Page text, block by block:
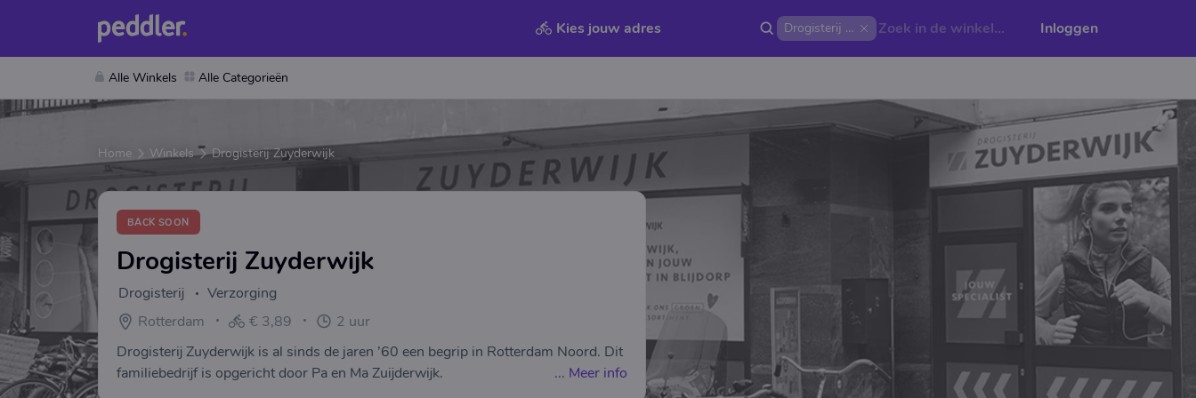
Kies jouw adres Drogisterij Zuyderwijk Inloggen
Alle Winkels Alle Categorieën
Home Winkels Drogisterij Zuyderwijk
BACK SOON
Drogisterij Zuyderwijk
Drogisterij
Verzorging
Rotterdam
€ 3,89
2 uur
Drogisterij Zuyderwijk is al sinds de jaren ’60 een begrip in Rotterdam Noord. Dit
familiebedrijf is opgericht door Pa en Ma Zuijderwijk.
... Meer info